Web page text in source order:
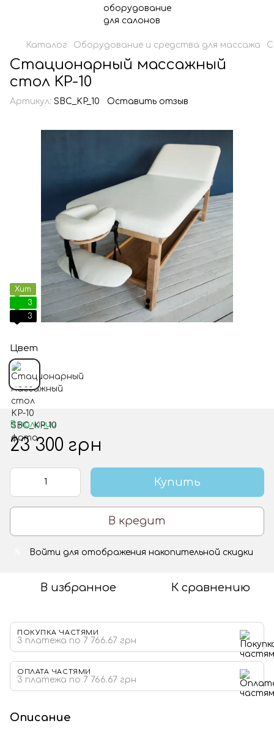
Каталог Оборудование и средства для массажа
Стационарный массажный
стол KP-10
Артикул: SBC_KP_10 Оставить отзыв
Хит
3
3
Цвет
В наличии
23 300 грн
Купить
В кредит
Войти для отображения накопительной скидки
В избранное К сравнению
ПОКУПКА ЧАСТЯМИ
3 платежа по 7 766.67 грн
ОПЛАТА ЧАСТЯМИ
3 платежа по 7 766.67 грн
Описание